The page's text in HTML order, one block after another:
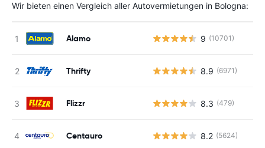
Wir bieten einen Vergleich aller Autovermietungen in Bologna:
Alamo 9 (10701)
Thrifty 8.9 (6971)
Flizzr 8.3 (479)
Centauro 8.2 (5624)